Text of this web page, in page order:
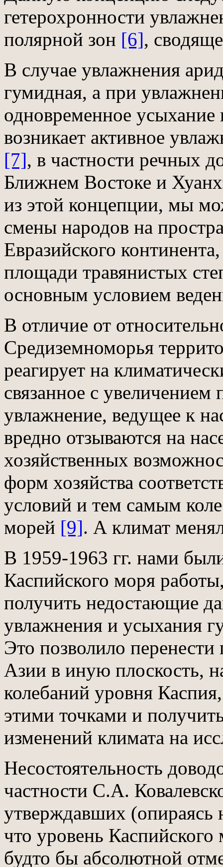
гетерохронности
полярной зон [6],
В случае увлажнения
гумидная, а при
одновременное
возникает активное
[7], в частности речных
Ближнем Востоке и
из этой концепции, мы
смены народов на
Евразийского
площади травянистых
основным условием
В отличие от
Средиземноморья
реагирует на
связанное с
увлажнение, ведущее к
вредно отзываются на
хозяйственных
форм хозяйства
условий и тем самым
морей [9]. А климат
В 1959-1963 гг. нами
Каспийского моря
получить недостающие
увлажнения и усыхания
Это позволило
Азии в иную плоскость,
колебаний уровня
этими точками и
изменений климата на
Несостоятельность
частности С.А.
утверждавших (опираясь
что уровень
будто бы абсолютной